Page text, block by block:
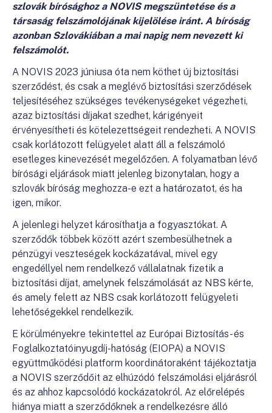
szlovák bírósághoz a NOVIS megszüntetése és a
társaság felszámolójának kijelölése iránt. A bíróság
azonban Szlovákiában a mai napig nem nevezett ki
felszámolót.
A NOVIS 2023 júniusa óta nem köthet új biztosítási
szerződést, és csak a meglévő biztosítási szerződések
teljesítéséhez szükséges tevékenységeket végezheti,
azaz biztosítási díjakat szedhet, kárigényeit
érvényesítheti és kötelezettségeit rendezheti. A NOVIS
csak korlátozott felügyelet alatt áll a felszámoló
esetleges kinevezését megelőzően. A folyamatban lévő
bírósági eljárások miatt jelenleg bizonytalan, hogy a
szlovák bíróság meghozza-e ezt a határozatot, és ha
igen, mikor.
A jelenlegi helyzet károsíthatja a fogyasztókat. A
szerződők többek között azért szembesülhetnek a
pénzügyi veszteségek kockázatával, mivel egy
engedéllyel nem rendelkező vállalatnak fizetik a
biztosítási díjat, amelynek felszámolását az NBS kérte,
és amely felett az NBS csak korlátozott felügyeleti
lehetőségekkel rendelkezik.
E körülményekre tekintettel az Európai Biztosítás- és
Foglalkoztatóinyugdíj-hatóság (EIOPA) a NOVIS
együttműködési platform koordinátoraként tájékoztatja
a NOVIS szerződőit az elhúzódó felszámolási eljárásról
és az ahhoz kapcsolódó kockázatokról. Az előrelépés
hiánya miatt a szerződőknek a rendelkezésre álló